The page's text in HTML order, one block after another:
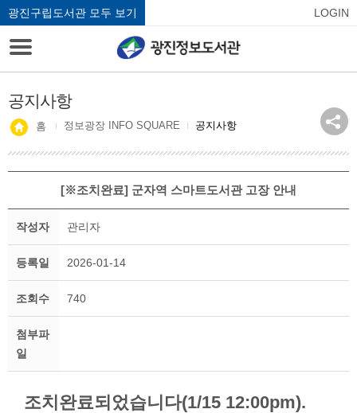
광진구립도서관 모두 보기 LOGIN
공지사항
홈 정보광장 INFO SQUARE 공지사항
[※조치완료] 군자역 스마트도서관 고장 안내
작성자 관리자
등록일 2026-01-14
조회수 740
첨부파
일
조치완료되었습니다(1/15 12:00pm).